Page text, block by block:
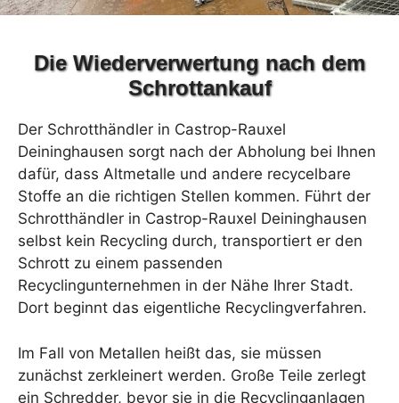
Die Wiederverwertung nach dem
Schrottankauf
Der Schrotthändler in Castrop-Rauxel
Deininghausen sorgt nach der Abholung bei Ihnen
dafür, dass Altmetalle und andere recycelbare
Stoffe an die richtigen Stellen kommen. Führt der
Schrotthändler in Castrop-Rauxel Deininghausen
selbst kein Recycling durch, transportiert er den
Schrott zu einem passenden
Recyclingunternehmen in der Nähe Ihrer Stadt.
Dort beginnt das eigentliche Recyclingverfahren.
Im Fall von Metallen heißt das, sie müssen
zunächst zerkleinert werden. Große Teile zerlegt
ein Schredder, bevor sie in die Recyclinganlagen